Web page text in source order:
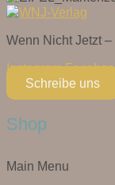
Wenn Nicht Jetzt
Instagram
Schreibe uns
Shop
Main Menu